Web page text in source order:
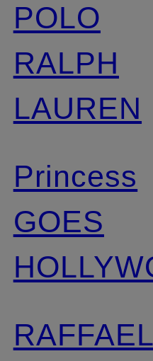
POLO
RALPH
LAUREN
Princess
GOES